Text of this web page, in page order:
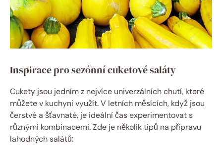
Inspirace pro sezónní cuketové saláty
Cukety jsou jedním z nejvíce univerzálních chutí, které
můžete v kuchyni využít. V letních měsících, když jsou
čerstvé a šťavnaté, je ideální čas experimentovat s
různými kombinacemi. Zde je několik tipů na přípravu
lahodných salátů: